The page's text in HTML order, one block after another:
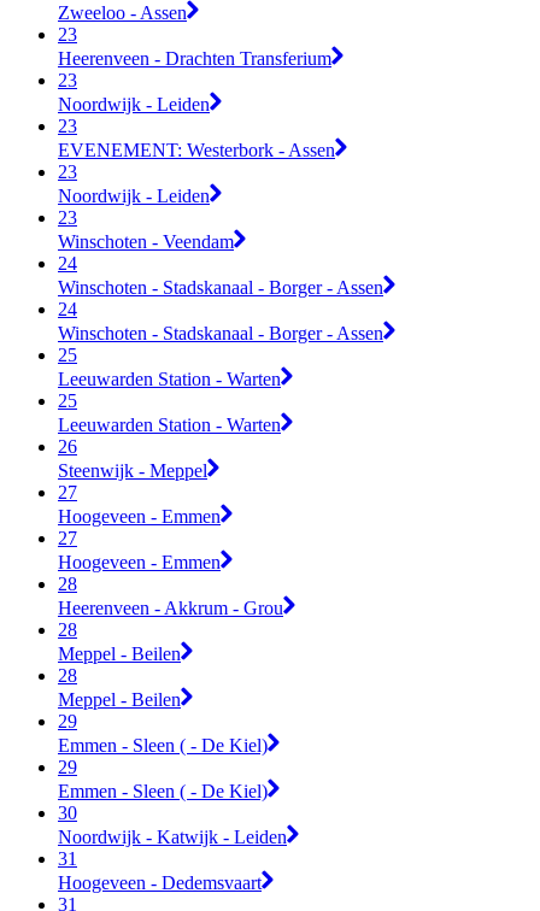
Zweeloo - Assen
23
Heerenveen - Drachten Transferium
23
Noordwijk - Leiden
23
EVENEMENT: Westerbork - Assen
23
Noordwijk - Leiden
23
Winschoten - Veendam
24
Winschoten - Stadskanaal - Borger - Assen
24
Winschoten - Stadskanaal - Borger - Assen
25
Leeuwarden Station - Warten
25
Leeuwarden Station - Warten
26
Steenwijk - Meppel
27
Hoogeveen - Emmen
27
Hoogeveen - Emmen
28
Heerenveen - Akkrum - Grou
28
Meppel - Beilen
28
Meppel - Beilen
29
Emmen - Sleen ( - De Kiel)
29
Emmen - Sleen ( - De Kiel)
30
Noordwijk - Katwijk - Leiden
31
Hoogeveen - Dedemsvaart
31